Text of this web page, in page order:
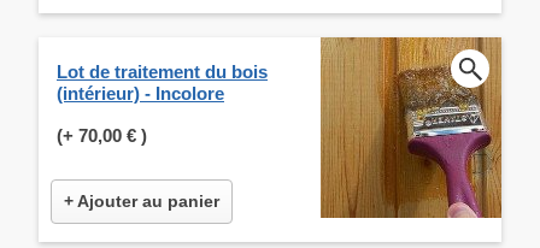
Lot de traitement du bois
(intérieur) - Incolore
(+ 70,00 € )
+ Ajouter au panier